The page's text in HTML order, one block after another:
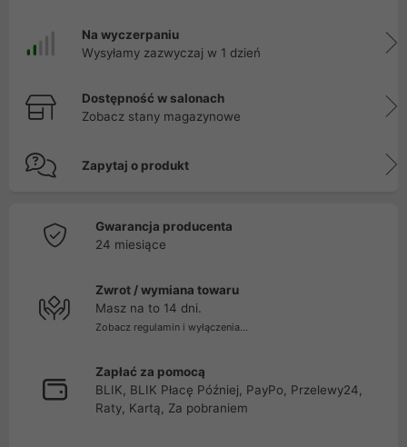
Na wyczerpaniu
Wysyłamy zazwyczaj w 1 dzień
Dostępność w salonach
Zobacz stany magazynowe
Zapytaj o produkt
Gwarancja producenta
24 miesiące
Zwrot / wymiana towaru
Masz na to 14 dni.
Zobacz regulamin i wyłączenia...
Zapłać za pomocą
BLIK, BLIK Płacę Później, PayPo, Przelewy24,
Raty, Kartą, Za pobraniem